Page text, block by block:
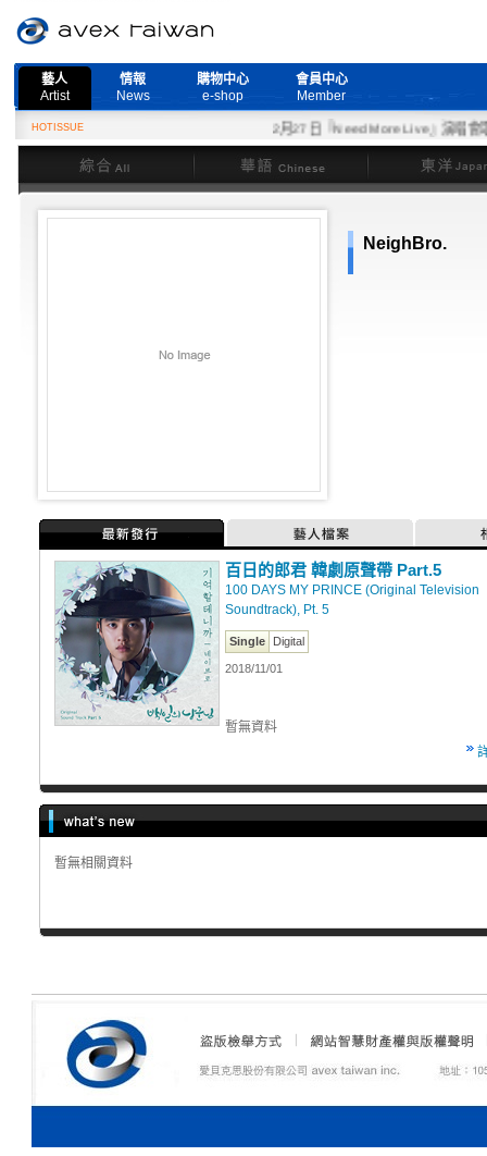
藝人
Artist
情報
News
購物中心
e-shop
會員中心
Member
HOTISSUE
2月27日『Need More Live』演唱會取
綜合
華語 東洋
NeighBro.
最新發行 藝人檔案
百日的郎君 韓劇原聲帶 Part.5
100 DAYS MY PRINCE (Original Television
Soundtrack), Pt. 5
Single Digital
2018/11/01
暫無資料
暫無相關資料